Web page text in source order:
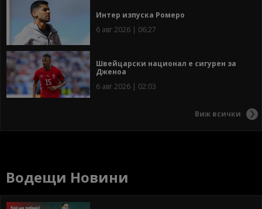
Интер изпуска Ромеро
6 авг 2026 | 06:27
Швейцарски национал е сигурен за
Дженоа
6 авг 2026 | 02:03
Виж всички
Водещи Новини